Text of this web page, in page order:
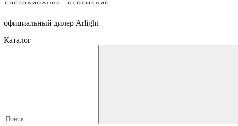
официальный дилер Arlight
Каталог